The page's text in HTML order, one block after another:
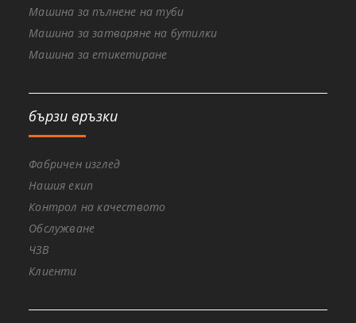
Машина за пълнене на туби
Машина за затваряне на бутилки
Машина за етикетиране
бързи връзки
Фабричен изглед
Нашия екип
Контрол на качеството
Обслужване
ЧЗВ
Клиенти